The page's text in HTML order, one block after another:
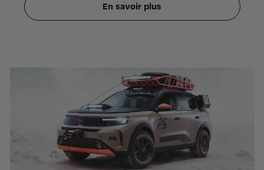
En savoir plus